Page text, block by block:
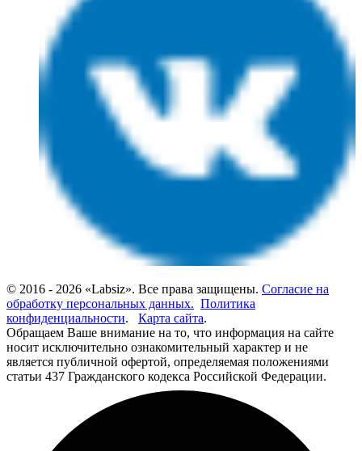
© 2016 - 2026 «Labsiz». Все права защищены. Согласие на
обработку персональных данных. Политика
конфиденциальности. Карта сайта.
Обращаем Ваше внимание на то, что информация на сайте
носит исключительно ознакомительный характер и не
является публичной офертой, определяемая положениями
статьи 437 Гражданского кодекса Российской Федерации.